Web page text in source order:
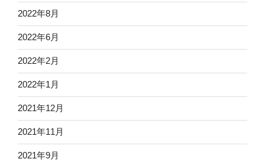
2022年8月
2022年6月
2022年2月
2022年1月
2021年12月
2021年11月
2021年9月